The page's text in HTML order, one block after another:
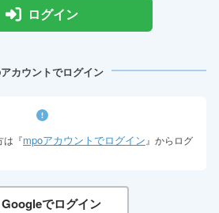
ログイン
カウントでログイン
は『mpoアカウントでログイン 』からログ
Googleでログイン